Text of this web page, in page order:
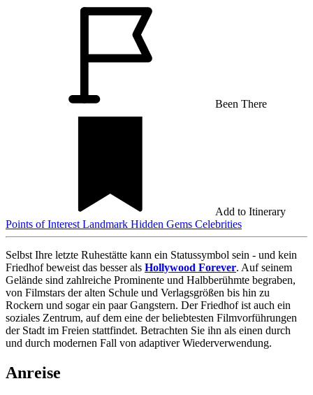
Been There
Add to Itinerary
Points of Interest Landmark Hidden Gems Celebrities
Selbst Ihre letzte Ruhestätte kann ein Statussymbol sein - und kein
Friedhof beweist das besser als Hollywood Forever. Auf seinem
Gelände sind zahlreiche Prominente und Halbberühmte begraben,
von Filmstars der alten Schule und Verlagsgrößen bis hin zu
Rockern und sogar ein paar Gangstern. Der Friedhof ist auch ein
soziales Zentrum, auf dem eine der beliebtesten Filmvorführungen
der Stadt im Freien stattfindet. Betrachten Sie ihn als einen durch
und durch modernen Fall von adaptiver Wiederverwendung.
Anreise